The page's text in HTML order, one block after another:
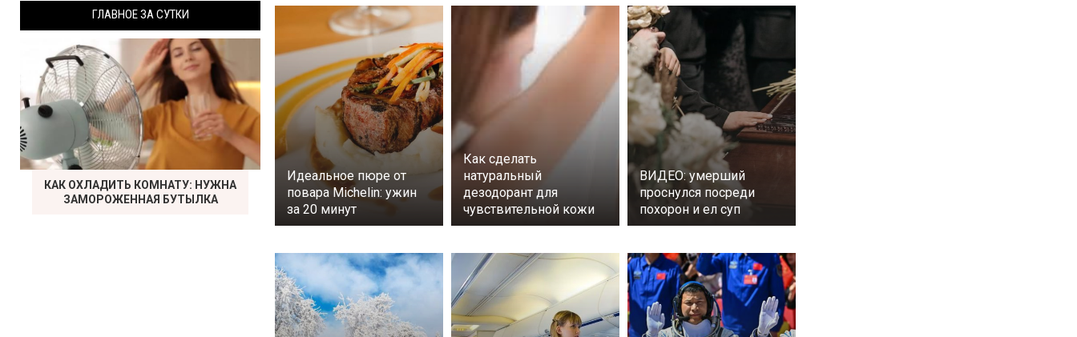
Идеальное пюре от
повара Michelin: ужин
за 20 минут
Как сделать
натуральный
дезодорант для
чувствительной кожи
ВИДЕО: умерший
проснулся посреди
похорон и ел суп
ГЛАВНОЕ ЗА СУТКИ
КАК ОХЛАДИТЬ КОМНАТУ: НУЖНА
ЗАМОРОЖЕННАЯ БУТЫЛКА